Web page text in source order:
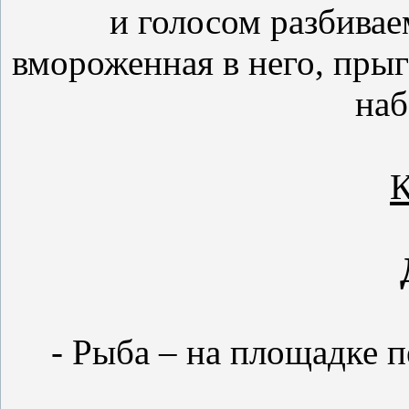
и голосом
вмороженная в него,
- Рыба – на площадке